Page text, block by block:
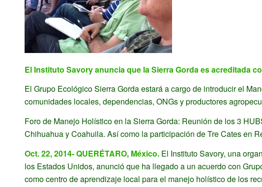
El Instituto Savory anuncia que la Sierra Gorda es acreditada
El Grupo Ecológico Sierra Gorda estará a cargo de introducir el
comunidades locales, dependencias, ONGs y productores
Foro de Manejo Holístico en la Sierra Gorda: Reunión de los 3
Chihuahua y Coahuila. Así como la participación de Tre Cates en
Oct. 22, 2014- QUERÉTARO, México. El Instituto Savory, una
los Estados Unidos, anunció que ha llegado a un acuerdo con
como centro de aprendizaje local para el manejo holístico de los